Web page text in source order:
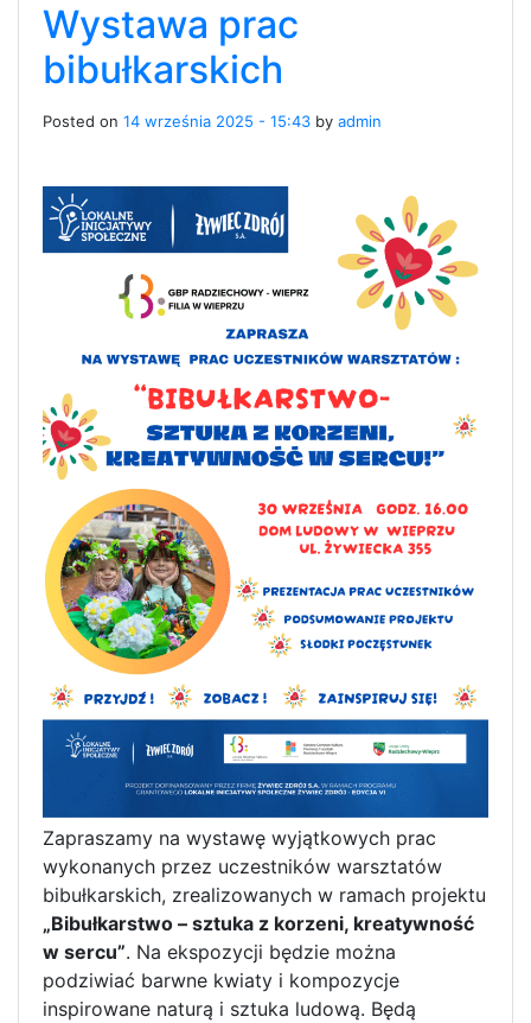
Wystawa prac
bibułkarskich
Posted on 14 września 2025 - 15:43 by admin
Zapraszamy na wystawę wyjątkowych prac
wykonanych przez uczestników warsztatów
bibułkarskich, zrealizowanych w ramach projektu
„Bibułkarstwo – sztuka z korzeni, kreatywność
w sercu”. Na ekspozycji będzie można
podziwiać barwne kwiaty i kompozycje
inspirowane naturą i sztuka ludową. Będą